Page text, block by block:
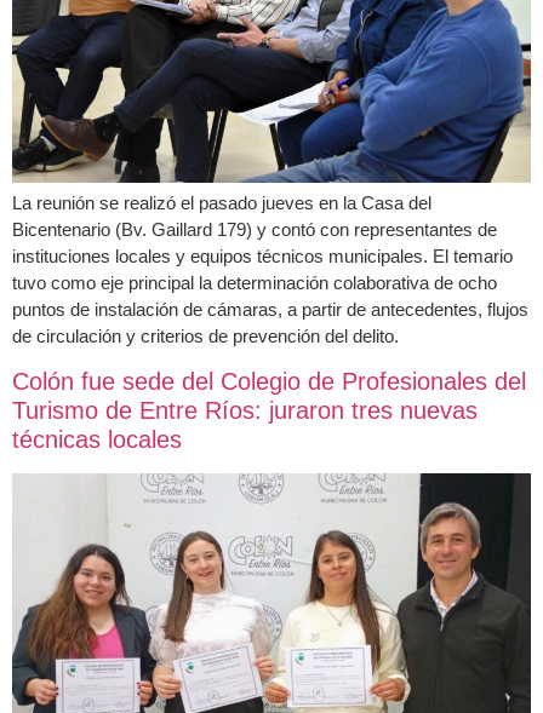
La reunión se realizó el pasado jueves en la Casa del
Bicentenario (Bv. Gaillard 179) y contó con representantes de
instituciones locales y equipos técnicos municipales. El temario
tuvo como eje principal la determinación colaborativa de ocho
puntos de instalación de cámaras, a partir de antecedentes, flujos
de circulación y criterios de prevención del delito.
Colón fue sede del Colegio de Profesionales del
Turismo de Entre Ríos: juraron tres nuevas
técnicas locales